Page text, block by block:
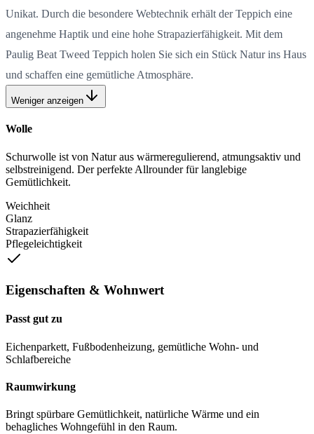
Unikat. Durch die besondere Webtechnik erhält der Teppich eine
angenehme Haptik und eine hohe Strapazierfähigkeit. Mit dem
Paulig Beat Tweed Teppich holen Sie sich ein Stück Natur ins Haus
und schaffen eine gemütliche Atmosphäre.
Weniger anzeigen
Wolle
Schurwolle ist von Natur aus wärmeregulierend, atmungsaktiv und
selbstreinigend. Der perfekte Allrounder für langlebige
Gemütlichkeit.
Weichheit
Glanz
Strapazierfähigkeit
Pflegeleichtigkeit
Eigenschaften & Wohnwert
Passt gut zu
Eichenparkett, Fußbodenheizung, gemütliche Wohn- und
Schlafbereiche
Raumwirkung
Bringt spürbare Gemütlichkeit, natürliche Wärme und ein
behagliches Wohngefühl in den Raum.